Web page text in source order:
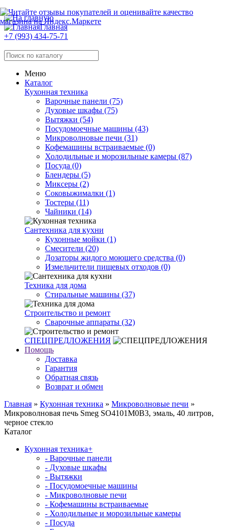
Главная
+7 (993) 434-75-71
Меню
Каталог
Кухонная техника
Варочные панели (75)
Духовые шкафы (75)
Вытяжки (54)
Посудомоечные машины (43)
Микроволновые печи (31)
Кофемашины встраиваемые (0)
Холодильные и морозильные камеры (87)
Посуда (0)
Блендеры (5)
Миксеры (2)
Соковыжималки (1)
Тостеры (11)
Чайники (14)
Сантехника для кухни
Кухонные мойки (1)
Смесители (20)
Дозаторы жидого моющего средства (0)
Измельчители пищевых отходов (0)
Техника для дома
Стиральные машины (37)
Строительство и ремонт
Сварочные аппараты (32)
СПЕЦПРЕДЛОЖЕНИЯ
Помощь
Доставка
Гарантия
Обратная связь
Возврат и обмен
Главная » Кухонная техника » Микроволновые печи »
Микроволновая печь Smeg SO4101M0B3, эмаль, 40 литров,
черное стекло
Каталог
Кухонная техника+
- Варочные панели
- Духовые шкафы
- Вытяжки
- Посудомоечные машины
- Микроволновые печи
- Кофемашины встраиваемые
- Холодильные и морозильные камеры
- Посуда